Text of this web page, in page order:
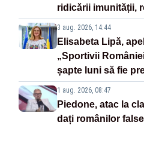
ridicării imunității,
3 aug. 2026, 14:44
Elisabeta Lipă,
„Sportivii
șapte luni să fie
1 aug. 2026, 08:47
Piedone, atac la
dați românilor